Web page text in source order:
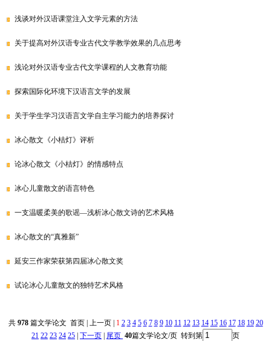
浅谈对外汉语课堂注入文学元素的方法
关于提高对外汉语专业古代文学教学效果的几点思考
浅论对外汉语专业古代文学课程的人文教育功能
探索国际化环境下汉语言文学的发展
关于学生学习汉语言文学自主学习能力的培养探讨
冰心散文《小桔灯》评析
论冰心散文《小桔灯》的情感特点
冰心儿童散文的语言特色
一支温暖柔美的歌谣—浅析冰心散文诗的艺术风格
冰心散文的“真雅新”
延安三作家荣获第四届冰心散文奖
试论冰心儿童散文的独特艺术风格
共 978篇文学论文 首页 | 上一页 | 1 2 3 4 5 6 7 8 9 10 11 12 13 14 15 16 17 18 19 20
21 22 23 24 25 下一页 尾页 40篇文学论文/页 转到第 页